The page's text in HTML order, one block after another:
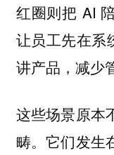
红圈则把 AI
让员工先在系
讲产品，减少
这些场景原本
畴。它们发生